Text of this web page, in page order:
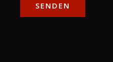
SENDEN